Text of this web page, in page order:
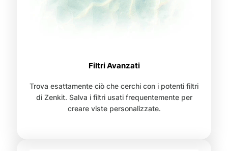
Filtri Avanzati
Trova esattamente ciò che cerchi con i potenti filtri
di Zenkit. Salva i filtri usati frequentemente per
creare viste personalizzate.